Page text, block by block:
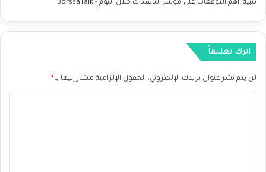
تنبيه: أهم التوقعات على مؤشر الناسداك خلال اليوم - BorssaTalk
اترك تعليقاً
لن يتم نشر عنوان بريدك الإلكتروني. الحقول الإلزامية مشار إليها بـ *